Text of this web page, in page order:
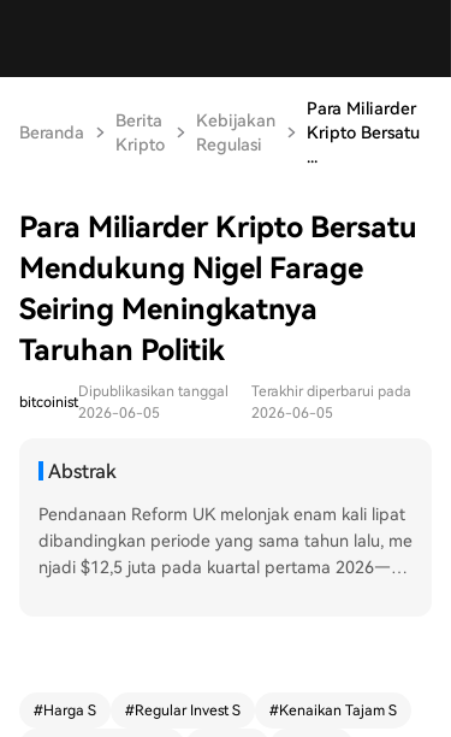
Beranda
Berita
Kripto
Kebijakan
Regulasi
Para Miliarder
Kripto Bersatu
...
Para Miliarder Kripto Bersatu
Mendukung Nigel Farage
Seiring Meningkatnya
Taruhan Politik
bitcoinist
Dipublikasikan tanggal
2026-06-05
Terakhir diperbarui pada
2026-06-05
Abstrak
Pendanaan Reform UK melonjak enam kali lipat
dibandingkan periode yang sama tahun lalu, me
njadi $12,5 juta pada kuartal pertama 2026—te
ri BitMEX) menyumbang $5,4 juta. Gabungan do
#Harga S #Regular Invest S #Kenaikan Tajam S